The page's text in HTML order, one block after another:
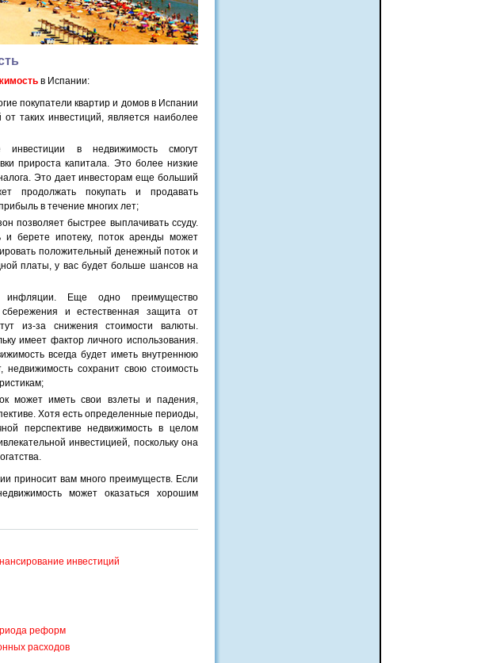
в Испании:
покупатели квартир и домов в Испании
таких инвестиций, является наиболее
в недвижимость смогут
прироста капитала. Это более низкие
Это дает инвесторам еще больший
продолжать покупать и продавать
в течение многих лет;
позволяет быстрее выплачивать ссуду.
и берете ипотеку, поток аренды может
положительный денежный поток и
платы, у вас будет больше шансов на
инфляции. Еще одно преимущество
и естественная защита от
из-за снижения стоимости валюты.
имеет фактор личного использования.
всегда будет иметь внутреннюю
сохранит свою стоимость
может иметь свои взлеты и падения,
Хотя есть определенные периоды,
перспективе недвижимость в целом
инвестицией, поскольку она
приносит вам много преимуществ. Если
может оказаться хорошим
инвестиций
реформ
расходов